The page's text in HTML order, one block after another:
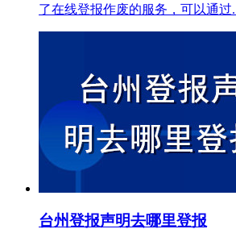
了在线登报作废的服务，可以通过
台州登报声明去哪里登报